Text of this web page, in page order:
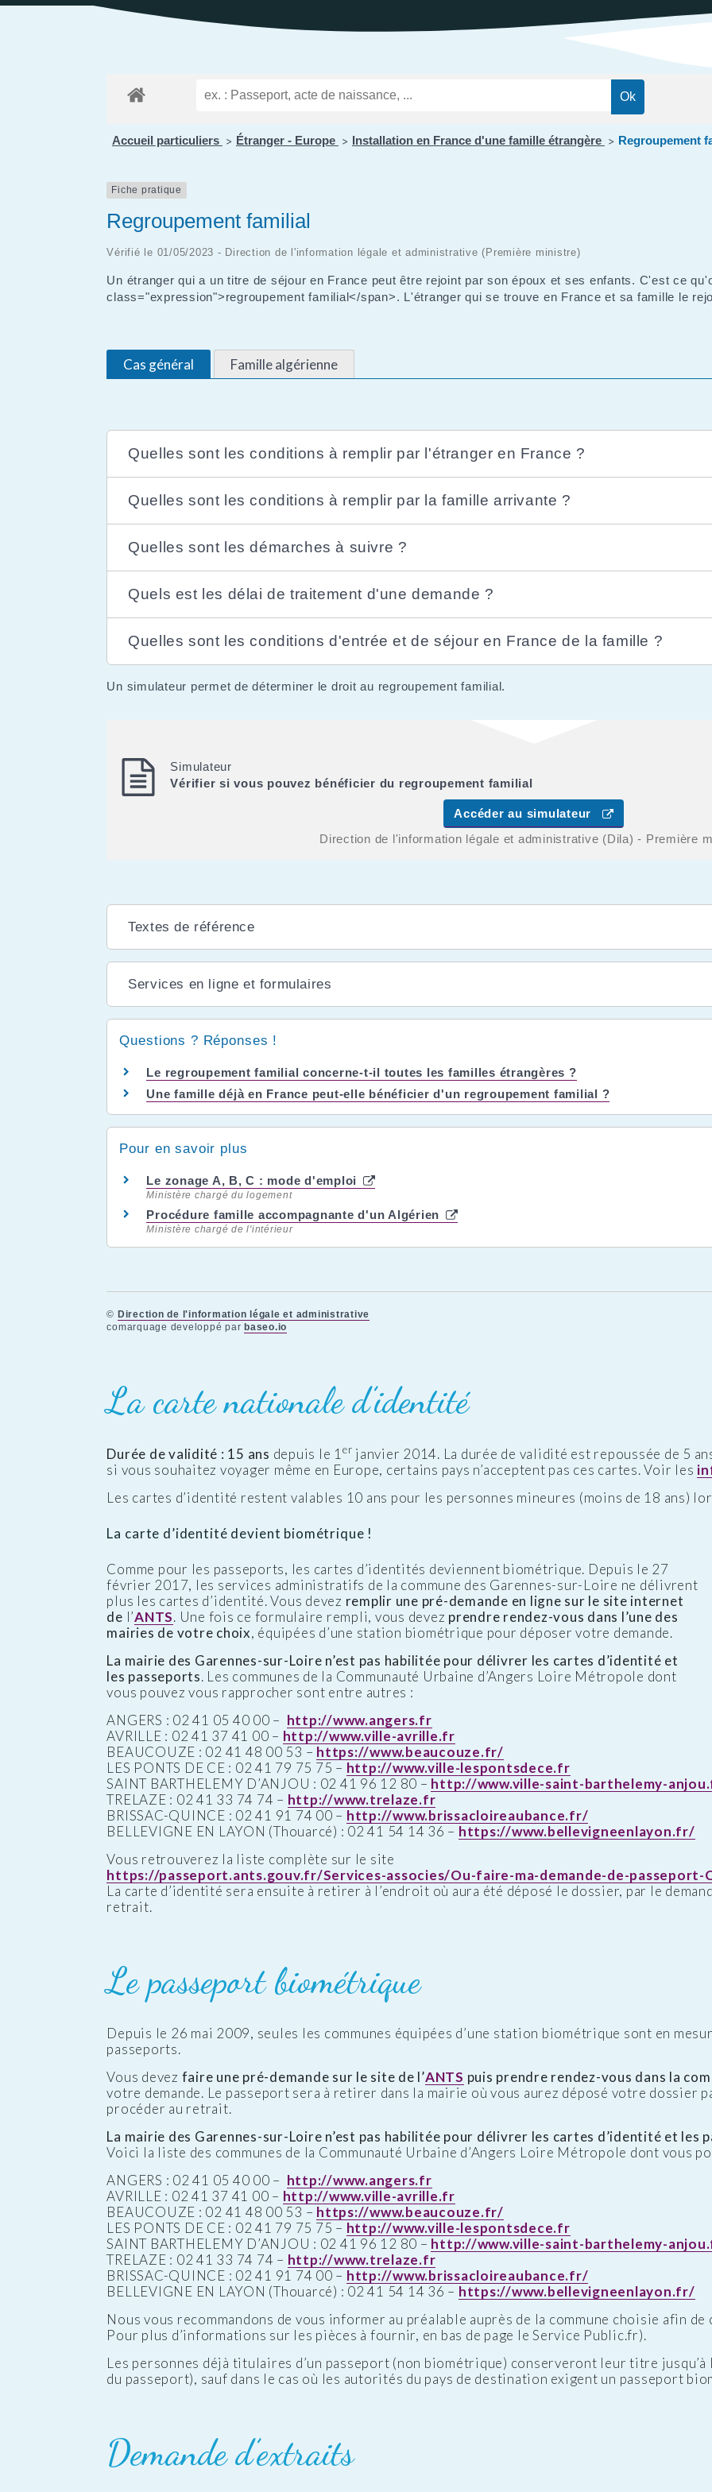
des Enfants
Les services aux
(EHPAD et Résidence
autonomie)
Réglementation
des nuisances
Transports et
Cimetières
Agenda
Patrimoine
Présentation des ENS
Accueil particuliers > Étranger - Europe > Installation en France d'une famille étrangère > Regroupement
Fiche pratique
Regroupement familial
Vérifié le 01/05/2023 - Direction de l'information légale et administrative (Première ministre)
Un étranger qui a un titre de séjour en France peut être rejoint par son époux et ses enfants. C'est ce
class="expression">regroupement familial</span>. L'étranger qui se trouve en France et sa famille le
Cas général Famille algérienne
Quelles sont les conditions à remplir par l'étranger en France ?
Quelles sont les conditions à remplir par la famille arrivante ?
Quelles sont les démarches à suivre ?
Quels est les délai de traitement d'une demande ?
Quelles sont les conditions d'entrée et de séjour en France de la famille ?
Un simulateur permet de déterminer le droit au regroupement familial.
Simulateur
Vérifier si vous pouvez bénéficier du regroupement familial
Accéder au simulateur
Direction de l'information légale et administrative (Dila) - Première
Textes de référence
Services en ligne et formulaires
Questions ? Réponses !
Le regroupement familial concerne-t-il toutes les familles étrangères ?
Une famille déjà en France peut-elle bénéficier d'un regroupement familial ?
Pour en savoir plus
Le zonage A, B, C : mode d'emploi
Ministère chargé du logement
Procédure famille accompagnante d'un Algérien
Ministère chargé de l'intérieur
© Direction de l'information légale et administrative
comarquage developpé parbaseo.io
La carte nationale d’identité
Durée de validité : 15 ans depuis le 1 er janvier 2014. La durée de validité est repoussée de 5
si vous souhaitez voyager même en Europe, certains pays n’acceptent pas ces cartes. Voir les
Les cartes d’identité restent valables 10 ans pour les personnes mineures (moins de 18 ans)
La carte d’identité devient biométrique !
Comme pour les passeports, les cartes d’identités deviennent biométrique. Depuis le 27
février 2017, les services administratifs de la commune des Garennes-sur-Loire ne délivrent
plus les cartes d’identité. Vous devez remplir une pré-demande en ligne sur le site internet
de l’ANTS. Une fois ce formulaire rempli, vous devez prendre rendez-vous dans l’une des
mairies de votre choix, équipées d’une station biométrique pour déposer votre demande.
La mairie des Garennes-sur-Loire n’est pas habilitée pour délivrer les cartes d’identité et
les passeports. Les communes de la Communauté Urbaine d’Angers Loire Métropole dont
vous pouvez vous rapprocher sont entre autres :
ANGERS : 02 41 05 40 00 – http://www.angers.fr
AVRILLE : 02 41 37 41 00 – http://www.ville-avrille.fr
BEAUCOUZE : 02 41 48 00 53 – https://www.beaucouze.fr/
LES PONTS DE CE : 02 41 79 75 75 – http://www.ville-lespontsdece.fr
SAINT BARTHELEMY D’ANJOU : 02 41 96 12 80 – http://www.ville-saint-barthelemy-
TRELAZE : 02 41 33 74 74 – http://www.trelaze.fr
BRISSAC-QUINCE : 02 41 91 74 00 – http://www.brissacloireaubance.fr/
BELLEVIGNE EN LAYON (Thouarcé) : 02 41 54 14 36 – https://www.bellevigneenlayon.fr/
Vous retrouverez la liste complète sur le site
https://passeport.ants.gouv.fr/Services-associes/Ou-faire-ma-demande-de-passeport-
La carte d’identité sera ensuite à retirer à l’endroit où aura été déposé le dossier, par le
retrait.
Le passeport biométrique
Depuis le 26 mai 2009, seules les communes équipées d’une station biométrique sont en
passeports.
Vous devez faire une pré-demande sur le site de l’ANTS puis prendre rendez-vous dans la
votre demande. Le passeport sera à retirer dans la mairie où vous aurez déposé votre dossier
procéder au retrait.
La mairie des Garennes-sur-Loire n’est pas habilitée pour délivrer les cartes d’identité et les
Voici la liste des communes de la Communauté Urbaine d’Angers Loire Métropole dont vous
ANGERS : 02 41 05 40 00 – http://www.angers.fr
AVRILLE : 02 41 37 41 00 – http://www.ville-avrille.fr
BEAUCOUZE : 02 41 48 00 53 – https://www.beaucouze.fr/
LES PONTS DE CE : 02 41 79 75 75 – http://www.ville-lespontsdece.fr
SAINT BARTHELEMY D’ANJOU : 02 41 96 12 80 – http://www.ville-saint-barthelemy-
TRELAZE : 02 41 33 74 74 – http://www.trelaze.fr
BRISSAC-QUINCE : 02 41 91 74 00 – http://www.brissacloireaubance.fr/
BELLEVIGNE EN LAYON (Thouarcé) : 02 41 54 14 36 – https://www.bellevigneenlayon.fr/
Nous vous recommandons de vous informer au préalable auprès de la commune choisie afin
Pour plus d’informations sur les pièces à fournir, en bas de page le Service Public.fr).
Les personnes déjà titulaires d’un passeport (non biométrique) conserveront leur titre jusqu’à
du passeport), sauf dans le cas où les autorités du pays de destination exigent un passeport
Demande d’extraits